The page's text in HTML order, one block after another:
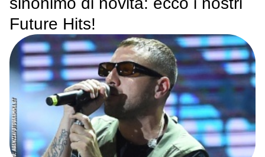
Future Hits!